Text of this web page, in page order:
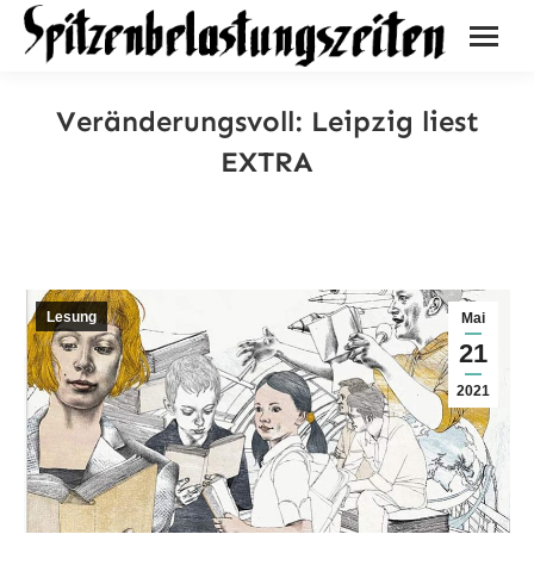
Veränderungsvoll: Leipzig liest
EXTRA
Mai
21
2021
Lesung